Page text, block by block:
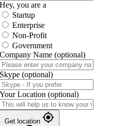
Hey, you are a
Startup
Enterprise
Non-Profit
Government
Company Name (optional)
Skype (optional)
Your Location (optional)
Get location